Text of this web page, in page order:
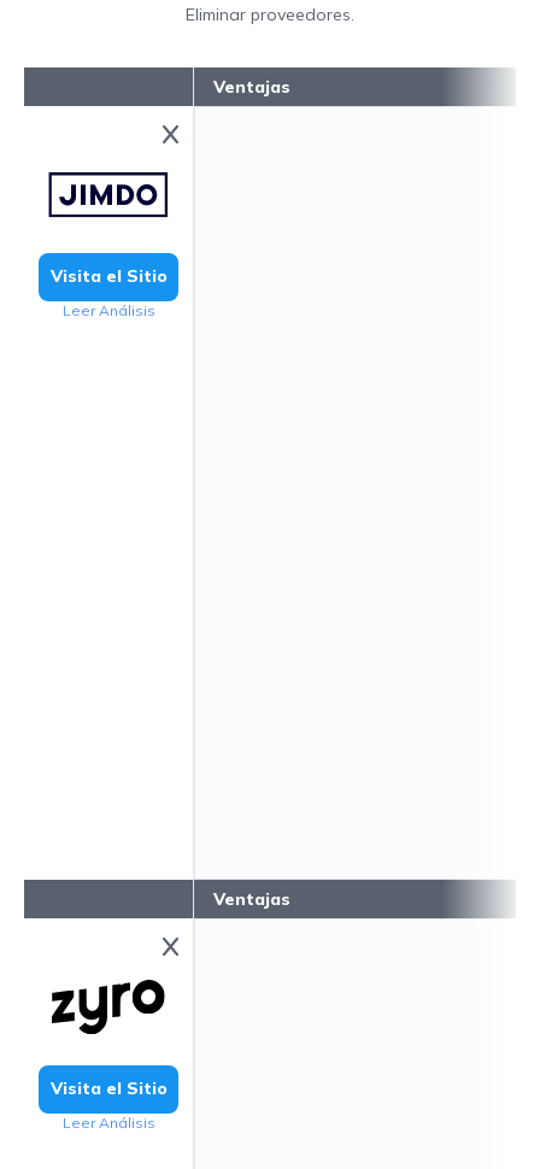
Eliminar proveedores.
Visita el Sitio
Leer Análisis
Visita el Sitio
Leer Análisis
Ventajas
Ventajas